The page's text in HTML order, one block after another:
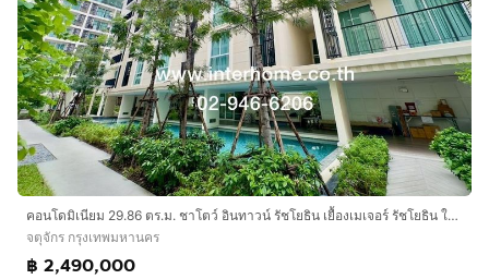
คอนโดมิเนียม 29.86 ตร.ม. ชาโตว์ อินทาวน์ รัชโยธิน เยื้องเมเจอร์ รัชโยธิน ใกล้รถไฟฟ้าBTSสถานีรัชโยธิน ซอยพหลโยธิน30 ซอยเสนานิคม1 เขตจตุจักร
จตุจักร กรุงเทพมหานคร
฿ 2,490,000